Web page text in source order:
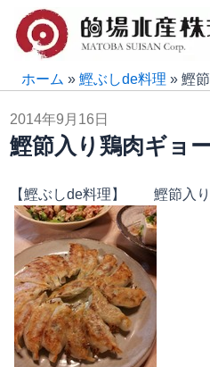
ッ
プ
ホーム » 鰹ぶしde料理 » 鰹
2014年9月16日
鰹節入り鶏肉ギョ
【鰹ぶしde料理】 鰹節入り